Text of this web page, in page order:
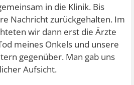
in die Klinik. Bis
Nachricht zurückgehalten. Im
wir dann erst die Ärzte
meines Onkels und unsere
gegenüber. Man gab uns
Aufsicht.